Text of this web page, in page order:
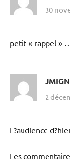
30
petit « rappel »
2
L?audience
Les